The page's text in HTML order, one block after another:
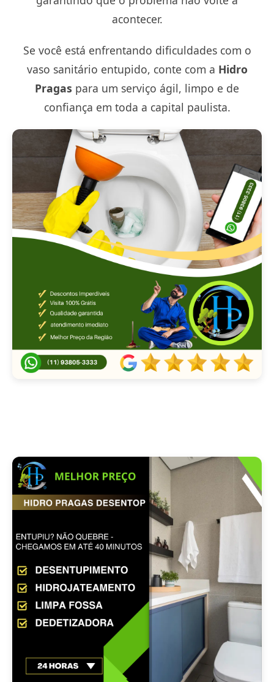
acontecer.
Se você está enfrentando dificuldades com o
vaso sanitário entupido, conte com a Hidro
Pragas para um serviço ágil, limpo e de
confiança em toda a capital paulista.